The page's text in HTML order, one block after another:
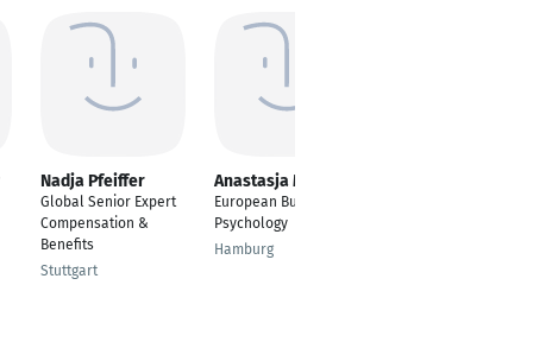
Nadja Pfeiffer
Global Senior Expert
Compensation &
Benefits
Stuttgart
Anastasja Miller
European Business &
Psychology
Hamburg